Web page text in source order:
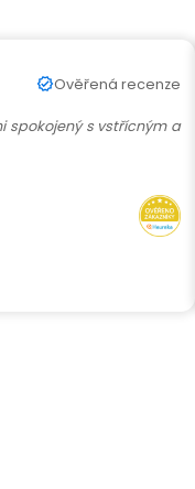
Ověřená recenze
spokojený s vstřícným a